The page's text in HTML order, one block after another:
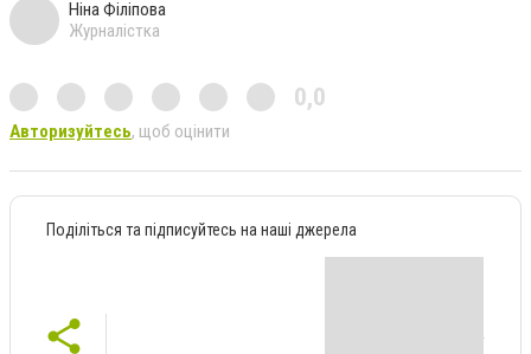
Ніна Філіпова
Журналістка
0,0
Авторизуйтесь, щоб оцінити
Поділіться та підписуйтесь на наші джерела